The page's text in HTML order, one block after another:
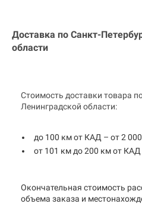
Доставка по Санкт-
области
Стоимость доставки товара
Ленинградской области:
до 100 км от КАД – от 2
от 101 км до 200 км от КАД
Окончательная стоимость
объема заказа и